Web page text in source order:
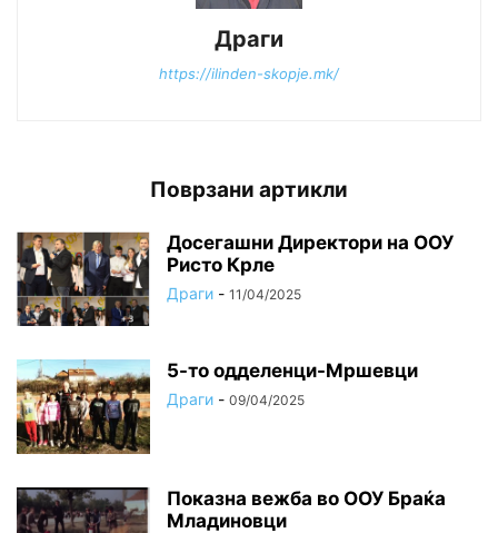
Драги
https://ilinden-skopje.mk/
Поврзани артикли
Досегашни Директори на ООУ
Ристо Крле
Драги - 11/04/2025
5-то одделенци-Мршевци
Драги - 09/04/2025
Показна вежба во ООУ Браќа
Младиновци